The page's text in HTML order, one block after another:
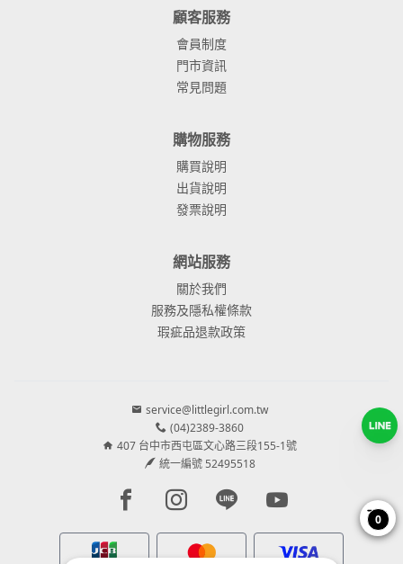
顧客服務
會員制度
門市資訊
常見問題
購物服務
購買說明
出貨說明
發票說明
網站服務
關於我們
服務及隱私權條款
瑕疵品退款政策
service@littlegirl.com.tw
(04)2389-3860
407 台中市西屯區文心路三段155-1號
統一編號 52495518
Facebook page
Instagram page
Line pageYoutube page
0